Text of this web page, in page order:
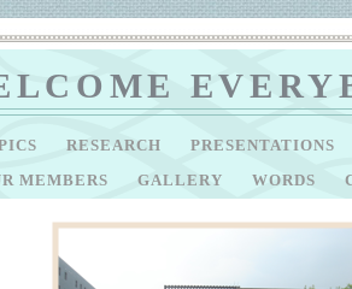
RESEARCH PRESENTATIONS
MEMBERS GALLERY WORDS